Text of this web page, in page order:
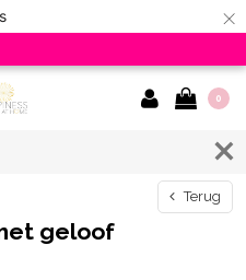
×
0
Terug
geloof